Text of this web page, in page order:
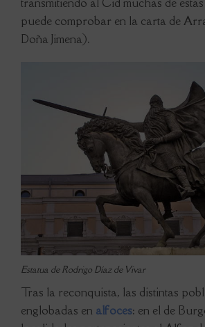
puede comprobar en la carta de
Doña Jimena).
Estatua de Rodrigo Díaz de Vivar
Tras la reconquista, las distintas
englobadas en alfoces: en el de